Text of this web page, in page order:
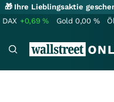
🎁 Ihre Lieblingsaktie
DAX +0,69% Gold 0,00 %